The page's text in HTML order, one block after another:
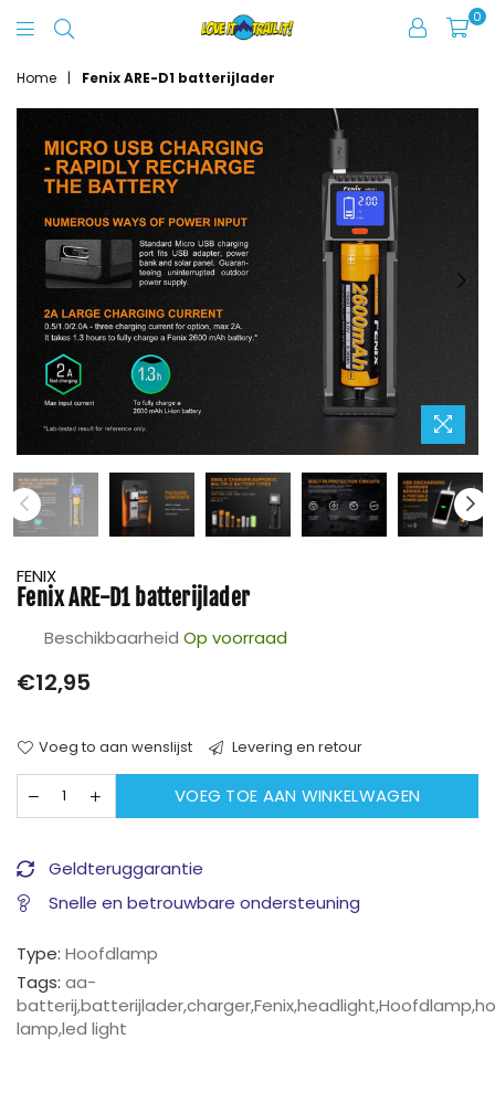
It
Trail
It
0
Home | Fenix ARE-D1 batterijlader
FENIX
Fenix ARE-D1 batterijlader
Beschikbaarheid Op voorraad
Prijs
€12,95
Voeg to aan wenslijst Levering en retour
VOEG TOE AAN WINKELWAGEN
Geldteruggarantie
Snelle en betrouwbare ondersteuning
Type: Hoofdlamp
Tags: aa-
batterij,batterijlader,charger,Fenix,headlight,Hoofdlamp,
lamp,led light